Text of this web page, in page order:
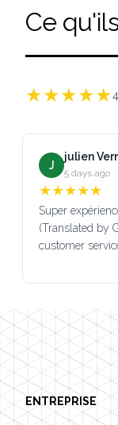
Ce
★★★★★
J
julien
5 days ago
★★★★★
Super
(Translated by
customer
Footer
ENTREPRISE